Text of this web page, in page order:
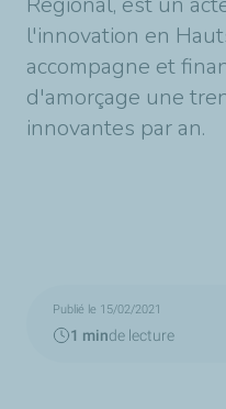
l'innovation en
accompagne et
d'amorçage une
innovantes par an.
Publié le 15/02/2021
1 minde lecture